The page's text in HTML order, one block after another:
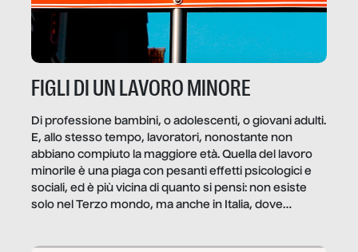
FIGLI DI UN LAVORO MINORE
Di professione bambini, o adolescenti, o giovani adulti.
E, allo stesso tempo, lavoratori, nonostante non
abbiano compiuto la maggiore età. Quella del lavoro
minorile è una piaga con pesanti effetti psicologici e
sociali, ed è più vicina di quanto si pensi: non esiste
solo nel Terzo mondo, ma anche in Italia, dove